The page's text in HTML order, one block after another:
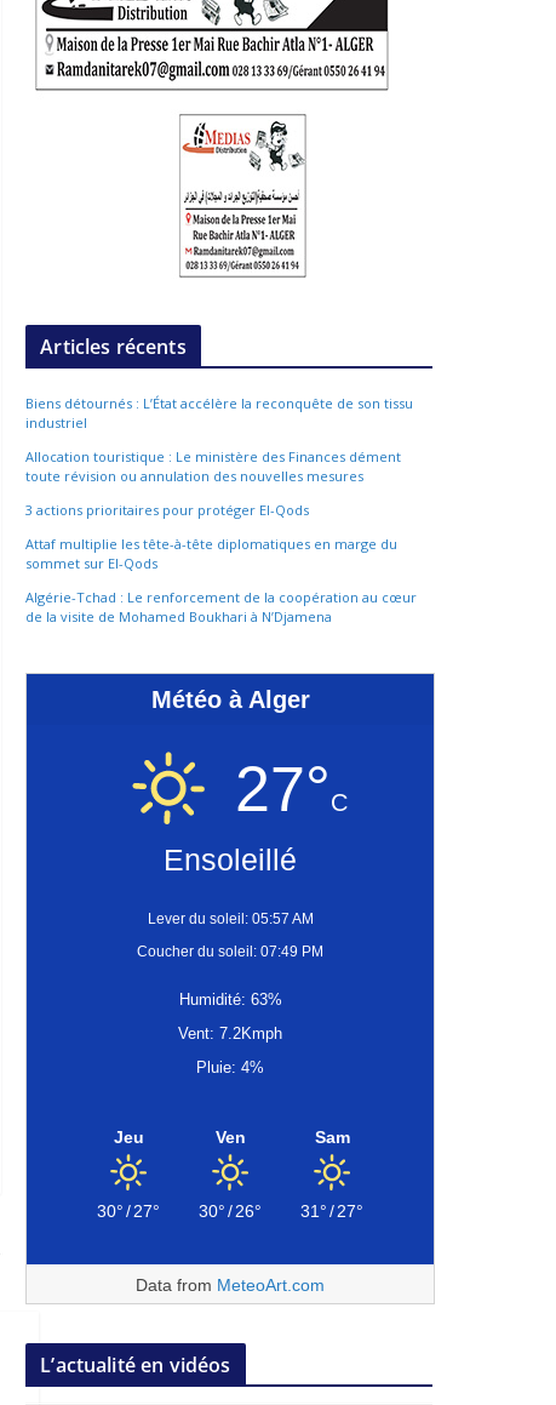
Articles récents
Biens détournés : L’État accélère la reconquête de son tissu
industriel
Allocation touristique : Le ministère des Finances dément
toute révision ou annulation des nouvelles mesures
3 actions prioritaires pour protéger El-Qods
Attaf multiplie les tête-à-tête diplomatiques en marge du
sommet sur El-Qods
Algérie-Tchad : Le renforcement de la coopération au cœur
de la visite de Mohamed Boukhari à N’Djamena
Météo à Alger
27°C
Ensoleillé
Lever du soleil: 05:57 AM
Coucher du soleil: 07:49 PM
Humidité: 63%
Vent: 7.2Kmph
Pluie: 4%
Jeu
30°/27°
Ven
30°/26°
Sam
31°/27°
Data from MeteoArt.com
L’actualité en vidéos